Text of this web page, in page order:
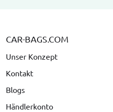
CAR-BAGS.COM
Unser Konzept
Kontakt
Blogs
Händlerkonto